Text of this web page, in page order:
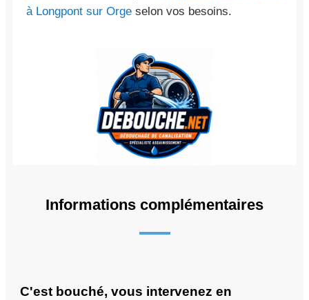
à Longpont sur Orge selon vos besoins.
Informations complémentaires
C'est bouché, vous intervenez en